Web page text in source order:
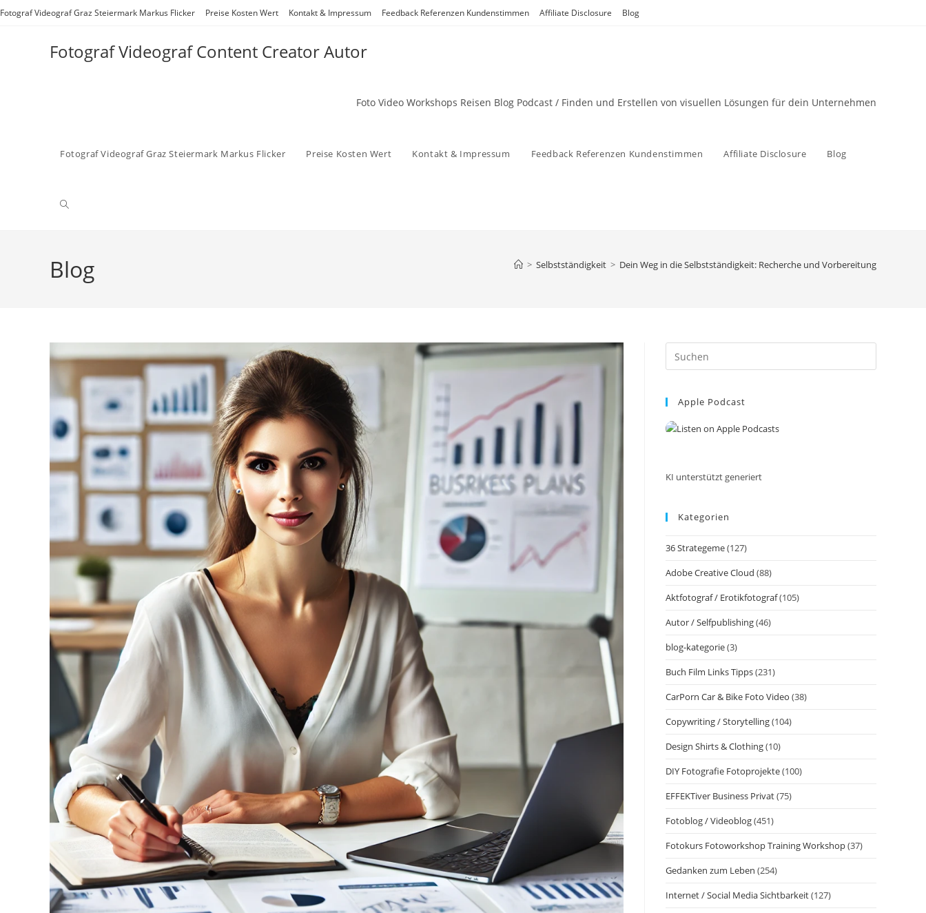
Zum
Fotograf Videograf Graz Steiermark Markus Flicker Preise Kosten Wert Kontakt & Impressum Feedback Referenzen Kundenstimmen Affiliate Disclosure Blog
Fotograf Videograf Content Creator Autor
Foto Video Workshops Reisen Blog Podcast / Finden und Erstellen von visuellen Lösungen für dein Unternehmen
Fotograf Videograf Graz Steiermark Markus Flicker Preise Kosten Wert Kontakt & Impressum Feedback Referenzen Kundenstimmen Affiliate Disclosure Blog
Website-
Blog > Selbstständigkeit > Dein Weg in die Selbstständigkeit: Recherche und Vorbereitung
Escape
Apple Podcast
KI unterstützt generiert
Kategorien
36 Strategeme(127)
Adobe Creative Cloud (88)
Aktfotograf / Erotikfotograf(105)
Autor / Selfpublishing(46)
blog-kategorie(3)
Buch Film Links Tipps(231)
CarPorn Car & Bike Foto Video (38)
Copywriting / Storytelling(104)
Design Shirts & Clothing(10)
DIY Fotografie Fotoprojekte(100)
EFFEKTiver Business Privat(75)
Fotoblog / Videoblog(451)
Fotokurs Fotoworkshop Training Workshop(37)
Gedanken zum Leben (254)
Internet / Social Media Sichtbarkeit(127)